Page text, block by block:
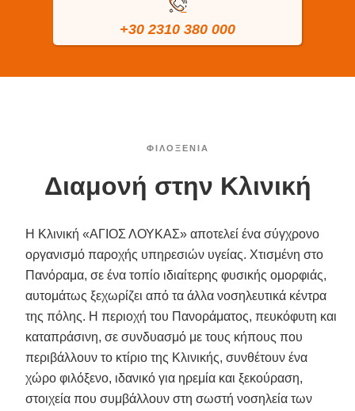
+30 2310 380 000
ΦΙΛΟΞΕΝΙΑ
Διαμονή στην Κλινική
Η Κλινική «ΑΓΙΟΣ ΛΟΥΚΑΣ» αποτελεί ένα σύγχρονο
οργανισμό παροχής υπηρεσιών υγείας. Χτισμένη στο
Πανόραμα, σε ένα τοπίο ιδιαίτερης φυσικής ομορφιάς,
αυτομάτως ξεχωρίζει από τα άλλα νοσηλευτικά κέντρα
της πόλης. Η περιοχή του Πανοράματος, πευκόφυτη και
καταπράσινη, σε συνδυασμό με τους κήπους που
περιβάλλουν το κτίριο της Κλινικής, συνθέτουν ένα
χώρο φιλόξενο, ιδανικό για ηρεμία και ξεκούραση,
στοιχεία που συμβάλλουν στη σωστή νοσηλεία των